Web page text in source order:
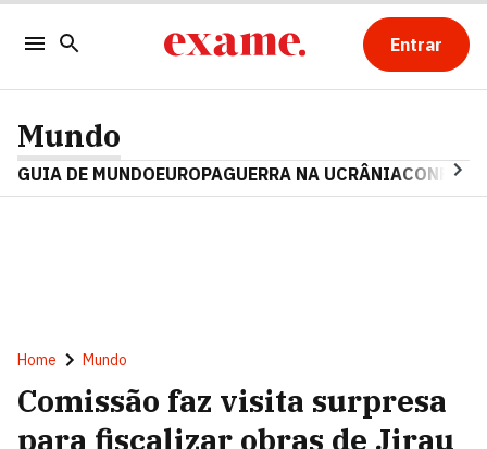
Entrar
Mundo
GUIA DE MUNDOEUROPAGUERRA NA UCRÂNIA
Home Mundo
Comissão faz visita surpresa
para fiscalizar obras de Jirau